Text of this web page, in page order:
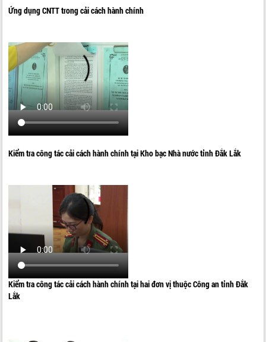
Ứng dụng CNTT trong cải cách hành chính
Kiểm tra công tác cải cách hành chính tại Kho bạc Nhà nước tỉnh Đắk Lắk
Kiểm tra công tác cải cách hành chính tại hai đơn vị thuộc Công an tỉnh Đắk
Lắk